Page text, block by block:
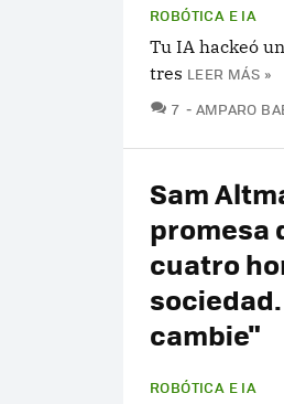
ROBÓTICA E IA
Tu IA hackeó
tres LEER MÁS »
7
AMPARO
Sam
promesa
cuatro
cambie"
ROBÓTICA E IA